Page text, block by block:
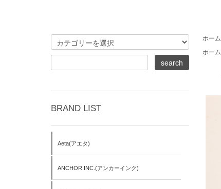
ホーム
ホーム
BRAND LIST
Aeta(アエタ)
ANCHOR INC.(アンカーインク)